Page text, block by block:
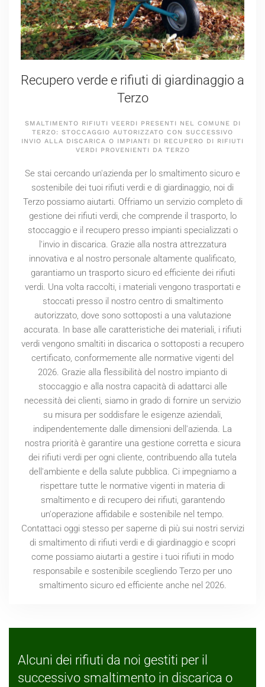
Recupero verde e rifiuti di giardinaggio a
Terzo
SMALTIMENTO RIFIUTI VEERDI PRESENTI NEL COMUNE DI
TERZO: STOCCAGGIO AUTORIZZATO CON SUCCESSIVO
INVIO ALLA DISCARICA O IMPIANTI DI RECUPERO DI RIFIUTI
VERDI PROVENIENTI DA TERZO
Se stai cercando un'azienda per lo smaltimento sicuro e
sostenibile dei tuoi rifiuti verdi e di giardinaggio, noi di
Terzo possiamo aiutarti. Offriamo un servizio completo di
gestione dei rifiuti verdi, che comprende il trasporto, lo
stoccaggio e il recupero presso impianti specializzati o
l'invio in discarica. Grazie alla nostra attrezzatura
innovativa e al nostro personale altamente qualificato,
garantiamo un trasporto sicuro ed efficiente dei rifiuti
verdi. Una volta raccolti, i materiali vengono trasportati e
stoccati presso il nostro centro di smaltimento
autorizzato, dove sono sottoposti a una valutazione
accurata. In base alle caratteristiche dei materiali, i rifiuti
verdi vengono smaltiti in discarica o sottoposti a recupero
certificato, conformemente alle normative vigenti del
2026. Grazie alla flessibilità del nostro impianto di
stoccaggio e alla nostra capacità di adattarci alle
necessità dei clienti, siamo in grado di fornire un servizio
su misura per soddisfare le esigenze aziendali,
indipendentemente dalle dimensioni dell'azienda. La
nostra priorità è garantire una gestione corretta e sicura
dei rifiuti verdi per ogni cliente, contribuendo alla tutela
dell'ambiente e della salute pubblica. Ci impegniamo a
rispettare tutte le normative vigenti in materia di
smaltimento e di recupero dei rifiuti, garantendo
un'operazione affidabile e sostenibile nel tempo.
Contattaci oggi stesso per saperne di più sui nostri servizi
di smaltimento di rifiuti verdi e di giardinaggio e scopri
come possiamo aiutarti a gestire i tuoi rifiuti in modo
responsabile e sostenibile scegliendo Terzo per uno
smaltimento sicuro ed efficiente anche nel 2026.
Alcuni dei rifiuti da noi gestiti per il
successivo smaltimento in discarica o